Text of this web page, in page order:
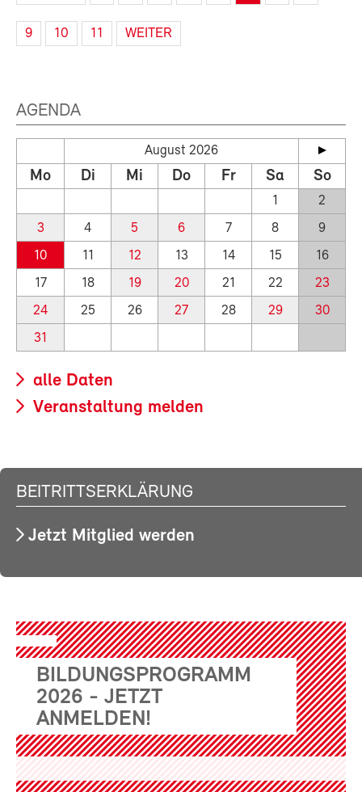
9 10 11 WEITER
AGENDA
August 2026
Mo Di Mi Do Fr Sa So
1
2
3
4 5 6 7 8
9
10
11 12 13 14 15
16
17
18 19 20 21 22
23
24
25 26 27 28 29
30
31
alle Daten
Veranstaltung melden
BEITRITTSERKLÄRUNG
Jetzt Mitglied werden
BILDUNGSPROGRAMM
2026 - JETZT
ANMELDEN!